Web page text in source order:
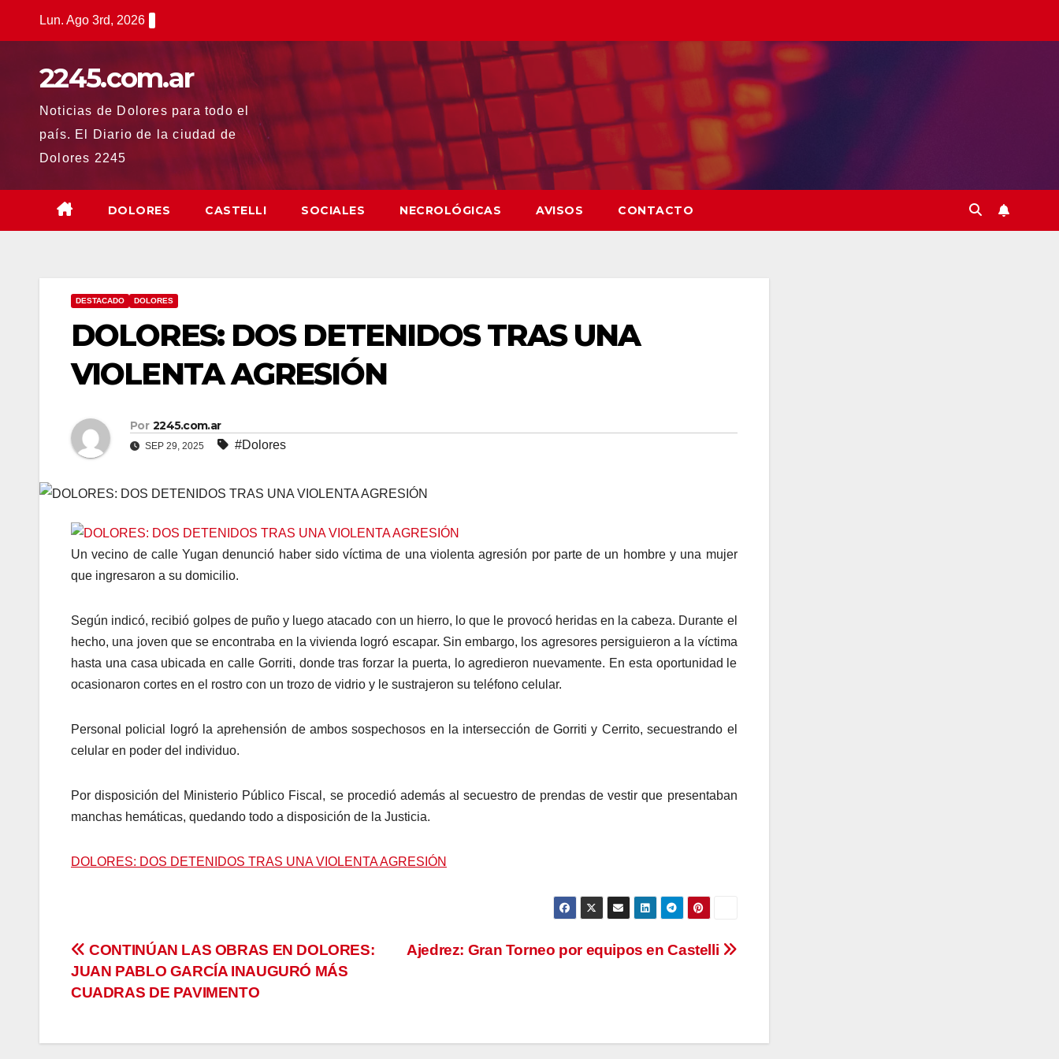
Lun. Ago 3rd, 2026
2245.com.ar
Noticias de Dolores para todo el
país. El Diario de la ciudad de
Dolores 2245
DOLORES CASTELLI SOCIALES NECROLÓGICAS AVISOS CONTACTO
DESTACADO DOLORES
DOLORES: DOS DETENIDOS TRAS UNA
VIOLENTA AGRESIÓN
Por 2245.com.ar
SEP 29, 2025 #Dolores
Un vecino de calle Yugan denunció haber sido víctima de una violenta agresión por parte de un hombre y una mujer
que ingresaron a su domicilio.
Según indicó, recibió golpes de puño y luego atacado con un hierro, lo que le provocó heridas en la cabeza. Durante el
hecho, una joven que se encontraba en la vivienda logró escapar. Sin embargo, los agresores persiguieron a la víctima
hasta una casa ubicada en calle Gorriti, donde tras forzar la puerta, lo agredieron nuevamente. En esta oportunidad le
ocasionaron cortes en el rostro con un trozo de vidrio y le sustrajeron su teléfono celular.
Personal policial logró la aprehensión de ambos sospechosos en la intersección de Gorriti y Cerrito, secuestrando el
celular en poder del individuo.
Por disposición del Ministerio Público Fiscal, se procedió además al secuestro de prendas de vestir que presentaban
manchas hemáticas, quedando todo a disposición de la Justicia.
DOLORES: DOS DETENIDOS TRAS UNA VIOLENTA AGRESIÓN
Navegación
de
Ajedrez: Gran Torneo por equipos en Castelli
CONTINÚAN LAS OBRAS EN DOLORES:
JUAN PABLO GARCÍA INAUGURÓ MÁS
CUADRAS DE PAVIMENTO